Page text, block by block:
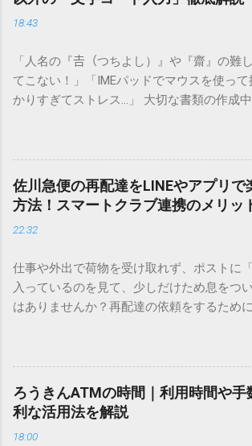
18:43
「人名の『𠮷（つちよし）』や『齋』の難
てこない！」「IMEパッドでマウスを使っ
かりすぎてストレス…」 大切な書類の作成中
てしまいますよね。多くの人が「IMEパッ
を使いますが、実はマウスで一画ずつ書く
し、似た漢字が多すぎて結局見つからない
ません。 そこで今回は、IMEパッドを使わず
ドを打ち込むだけで一瞬で旧字や外字、特
「文字コード入力」のテクニックを詳しく
必要はありません。 1. なぜ「変換」しても
こないのか？ そもそも、なぜ普通の変換で
あるのでしょうか。その理由は、パソコン
は、JIS規格（日本産業規格）によって「
準」といった形で整理されています。しか
使われる非常に古い漢字（旧字）や、特定
れた「外字」は、この一般的な変換リスト
佐川急便の再配達をLINEやアプリで
方法！スマートクラブ連携のメリッ
22:32
仕事や外出で荷物を受け取れず、ポストに
入っているのを見て、少しだけため息をつ
はありませんか？再配達の依頼をするため
ことに申し訳なさを感じたりすることもあ
ん。 「もっとスムーズに、自分のタイミン
い」 「わざわざ電話をかけずに、スマホ一
い」 そんな願いを叶えてくれるのが、佐川
ビス「スマートクラブ」と、LINEや公式ア
これらを活用するだけで、再配達のストレ
ろうきんATMの時間｜利用時間や手
利な活用法を解説
18:00